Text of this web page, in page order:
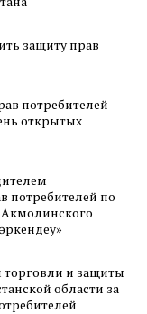
защиту прав
потребителей
открытых
потребителей по
и защиты
области за